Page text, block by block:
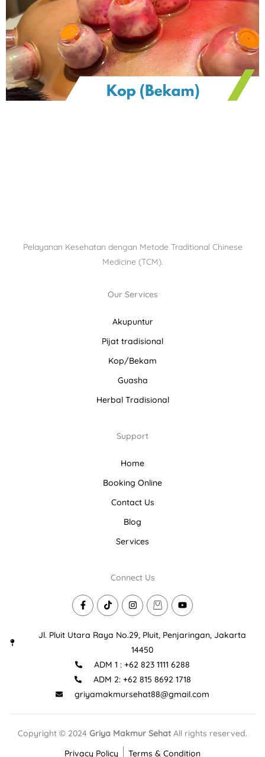
Pelayanan Kesehatan dengan Metode Traditional Chinese
Medicine (TCM).
Our Services
Akupuntur
Pijat tradisional
Kop/Bekam
Guasha
Herbal Tradisional
Support
Home
Booking Online
Contact Us
Blog
Services
Connect Us
F
a
e
b
k
T
i
t
o
I
n
t
a
g
a
m
I
c
n
-
o
p
p
i
n
g
b
a
Y
o
t
u
Jl. Pluit Utara Raya No.29, Pluit, Penjaringan, Jakarta
14450
ADM 1 : +62 823 1111 6288
ADM 2: +62 815 8692 1718
griyamakmursehat88@gmail.com
Copyright © 2024 Griya Makmur Sehat All rights reserved.
Privacy Policy
Terms & Condition